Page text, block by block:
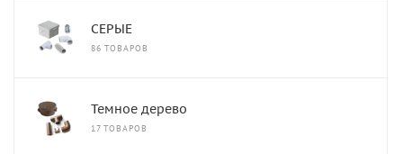
СЕРЫЕ
86 ТОВАРОВ
Темное дерево
17 ТОВАРОВ